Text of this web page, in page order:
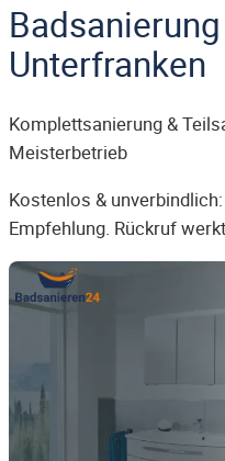
Unterfranken
Komplettsanierung &
Meisterbetrieb
Kostenlos &
Empfehlung. Rückruf